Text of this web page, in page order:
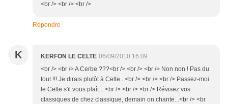
<br /> <br /> <br />
Répondre
K KERFON LE CELTE 06/09/2010 16:09
<br /> <br /> A Cerbe ???<br /> <br /> <br /> Non non ! Pas du
tout !!! Je dirais plutôt à Celte...<br /> <br /> <br /> Passez-moi
le Celte s'il vous plaît....<br /> <br /> <br /> Révisez vos
classiques de chez classique, demain on chante...<br /> <br